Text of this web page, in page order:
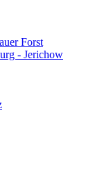
Forst
- Jerichow